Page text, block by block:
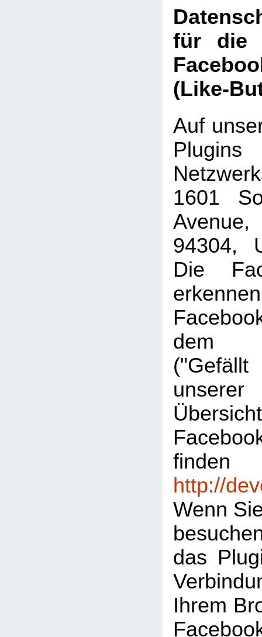
für die
(Like-
Auf
Plugins
1601
94304,
Die
dem
http://
Wenn
das
Ihrem